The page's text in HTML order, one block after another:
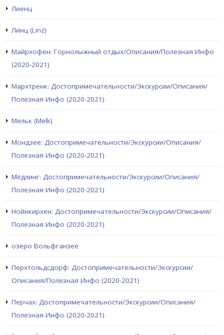
Лиенц
Линц (Linz)
Майрхофен: Горнолыжный отдых/Описания/Полезная Инфо
(2020-2021)
Мархтренк: Достопримечательности/Экскурсии/Описания/
Полезная Инфо (2020-2021)
Мельк (Melk)
Мондзее: Достопримечательности/Экскурсии/Описания/
Полезная Инфо (2020-2021)
Мёдлинг: Достопримечательности/Экскурсии/Описания/
Полезная Инфо (2020-2021)
Нойнкирхен: Достопримечательности/Экскурсии/Описания/
Полезная Инфо (2020-2021)
озеро Вольфганзее
Перхтольдсдорф: Достопримечательности/Экскурсии/
Описания/Полезная Инфо (2020-2021)
Перчах: Достопримечательности/Экскурсии/Описания/
Полезная Инфо (2020-2021)